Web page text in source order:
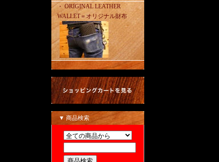
・ ORIGINAL LEATHER
WALLET＝オリジナル財布
▼ 商品検索